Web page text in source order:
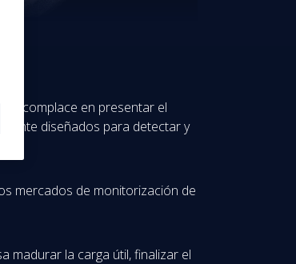
se complace en presentar el
diseñados para detectar y
mercados de monitorización de
madurar la carga útil, finalizar el